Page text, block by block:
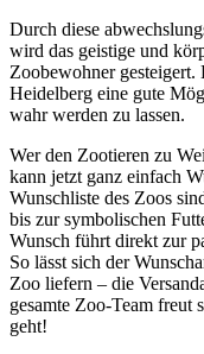
Durch diese
wird das geistige und
Zoobewohner
Heidelberg eine gute
wahr werden zu lassen.
Wer den Zootieren zu
kann jetzt ganz einfach
Wunschliste des Zoos
bis zur symbolischen
Wunsch führt direkt zur
So lässt sich der
Zoo liefern – die
gesamte Zoo-Team freut
geht!